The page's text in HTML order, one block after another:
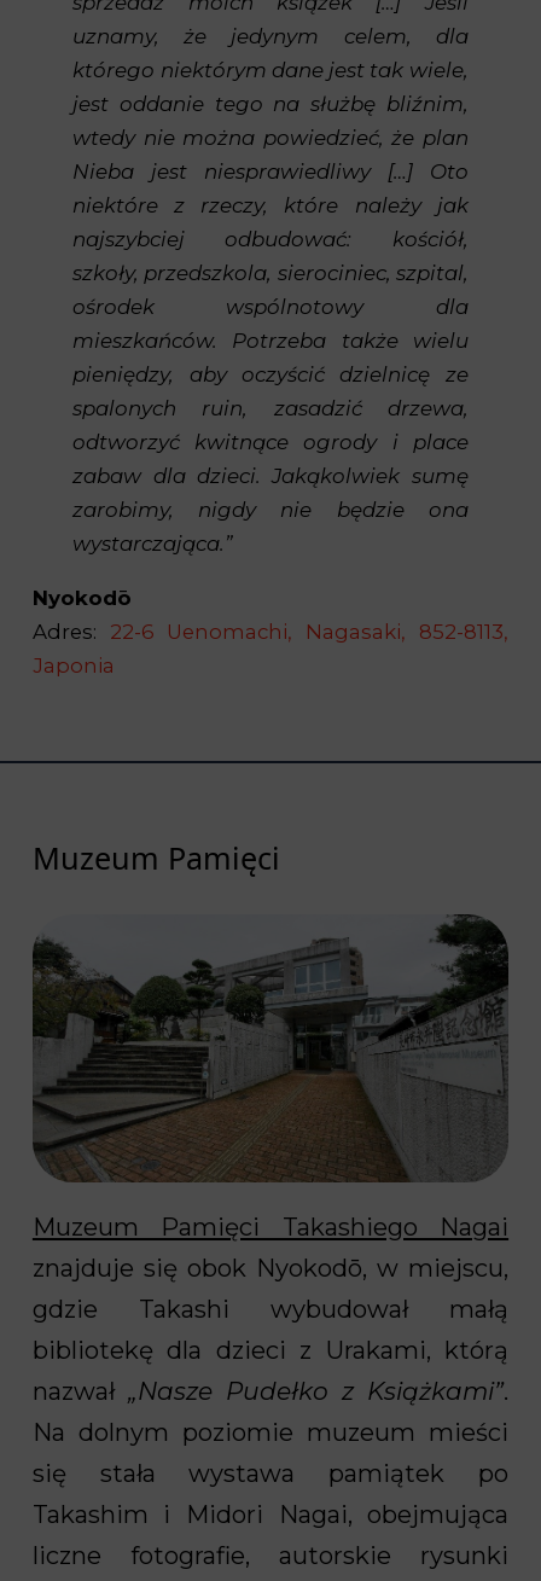
uznamy, że jedynym celem, dla
którego niektórym dane jest tak wiele,
jest oddanie tego na służbę bliźnim,
wtedy nie można powiedzieć, że plan
Nieba jest niesprawiedliwy […] Oto
niektóre z rzeczy, które należy jak
najszybciej odbudować: kościół,
szkoły, przedszkola, sierociniec, szpital,
ośrodek wspólnotowy dla
mieszkańców. Potrzeba także wielu
pieniędzy, aby oczyścić dzielnicę ze
spalonych ruin, zasadzić drzewa,
odtworzyć kwitnące ogrody i place
zabaw dla dzieci. Jakąkolwiek sumę
zarobimy, nigdy nie będzie ona
wystarczająca.”
Nyokodō
Adres: 22-6 Uenomachi, Nagasaki, 852-8113,
Japonia
Muzeum Pamięci
Muzeum Pamięci Takashiego Nagai
znajduje się obok Nyokodō, w miejscu,
gdzie Takashi wybudował małą
bibliotekę dla dzieci z Urakami, którą
nazwał „Nasze Pudełko z Książkami”.
Na dolnym poziomie muzeum mieści
się stała wystawa pamiątek po
Takashim i Midori Nagai, obejmująca
liczne fotografie, autorskie rysunki